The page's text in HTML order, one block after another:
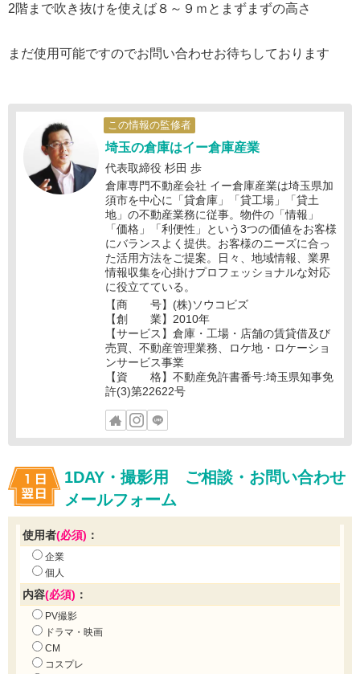
2階まで吹き抜けを使えば８～９ｍとまずまずの高さ
まだ使用可能ですのでお問い合わせお待ちしております
この情報の監修者
埼玉の倉庫はイー倉庫産業
代表取締役 杉田 歩
倉庫専門不動産会社 イー倉庫産業は埼玉県加
須市を中心に「貸倉庫」「貸工場」「貸土
地」の不動産業務に従事。物件の「情報」
「価格」「利便性」という3つの価値をお客様
にバランスよく提供。お客様のニーズに合っ
た活用方法をご提案。日々、地域情報、業界
情報収集を心掛けプロフェッショナルな対応
に役立てている。
【商 号】(株)ソウコビズ
【創 業】2010年
【サービス】倉庫・工場・店舗の賃貸借及び
売買、不動産管理業務、ロケ地・ロケーショ
ンサービス事業
【資 格】不動産免許書番号:埼玉県知事免
許(3)第22622号
1DAY・撮影用 ご相談・お問い合わせ
メールフォーム
使用者(必須) ：
企業
個人
内容(必須) ：
PV撮影
ドラマ・映画
CM
コスプレ